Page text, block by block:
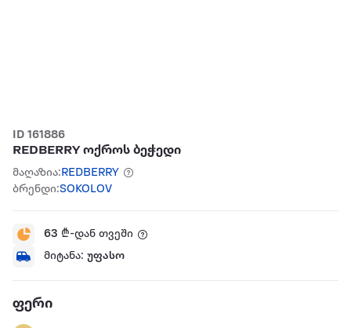
ID 161886
REDBERRY ოქროს ბეჭედი
მაღაზია: REDBERRY
ბრენდი:SOKOLOV
63 ₾-დან თვეში
მიტანა: უფასო
ფერი